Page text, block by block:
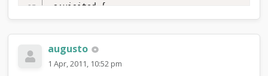
augusto
1 Apr, 2011, 10:52 pm